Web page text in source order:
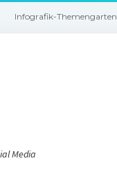
Infografik-Themengarten
Media